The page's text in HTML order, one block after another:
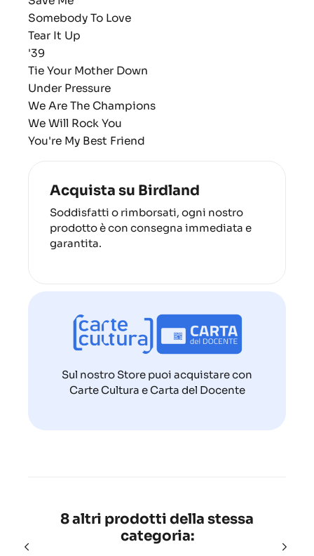
Somebody To Love
Tear It Up
'39
Tie Your Mother Down
Under Pressure
We Are The Champions
We Will Rock You
You're My Best Friend
Acquista su Birdland
Soddisfatti o rimborsati, ogni nostro
prodotto è con consegna immediata e
garantita.
Sul nostro Store puoi acquistare con
Carte Cultura e Carta del Docente
8 altri prodotti della stessa
categoria: